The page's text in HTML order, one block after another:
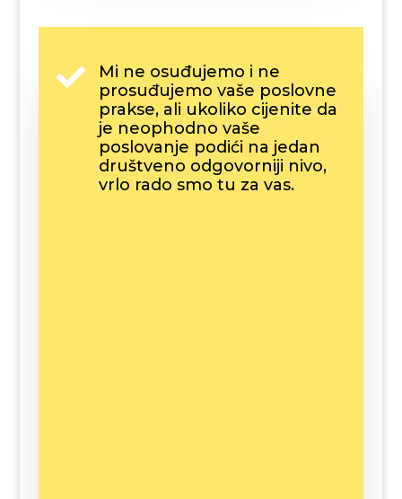

Mi ne osuđujemo i ne
prosuđujemo vaše poslovne
prakse, ali ukoliko cijenite da
je neophodno vaše
poslovanje podići na jedan
društveno odgovorniji nivo,
vrlo rado smo tu za vas.